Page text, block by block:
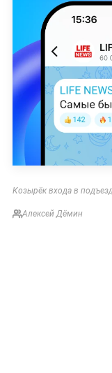
Козырёк входа в
Алексей Дёмин